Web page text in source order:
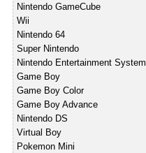
Nintendo GameCube
Wii
Nintendo 64
Super Nintendo
Nintendo Entertainment System
Game Boy
Game Boy Color
Game Boy Advance
Nintendo DS
Virtual Boy
Pokemon Mini